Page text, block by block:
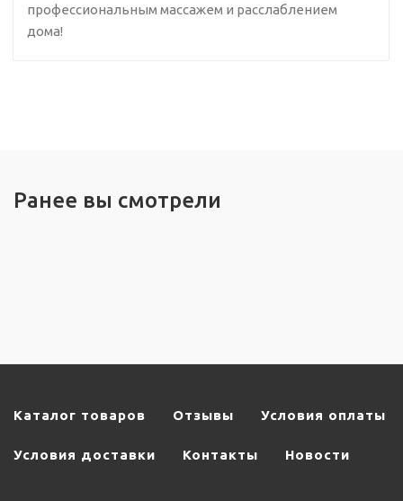
профессиональным массажем и расслаблением
дома!
Ранее вы смотрели
Каталог товаров Отзывы Условия оплаты
Условия доставки Контакты Новости